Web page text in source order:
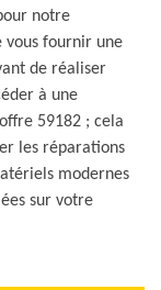
notre
vous fournir une
de réaliser
à une
59182 ; cela
les réparations
modernes
sur votre